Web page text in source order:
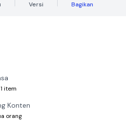
Versi Bagikan
item
Konten
orang